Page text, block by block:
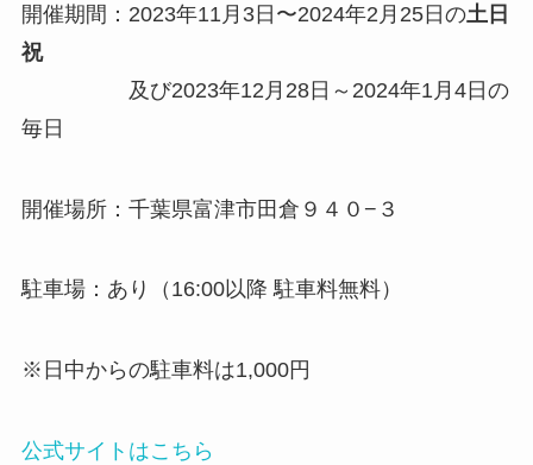
開催期間：2023年11月3日〜2024年2月25日の土日
祝
及び2023年12月28日～2024年1月4日の
毎日
開催場所：千葉県富津市田倉９４０−３
駐車場：あり（16:00以降 駐車料無料）
※日中からの駐車料は1,000円
公式サイトはこちら